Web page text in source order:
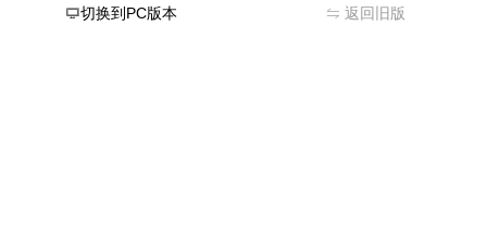
切换到PC版本 返回旧版